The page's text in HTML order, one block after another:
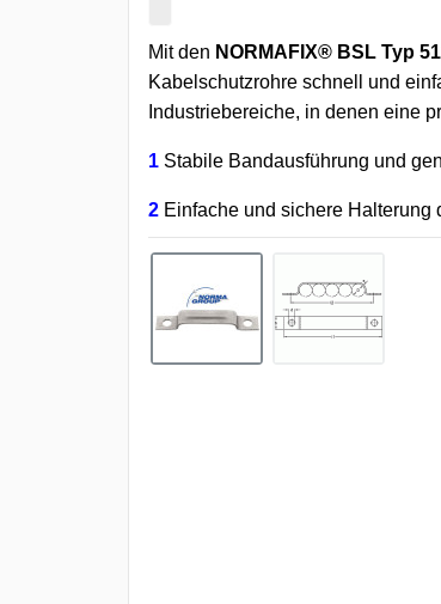
Mit den NORMAFIX® BSL Typ
Kabelschutzrohre schnell und
Industriebereiche, in denen eine
1 Stabile Bandausführung und
2 Einfache und sichere Halterung